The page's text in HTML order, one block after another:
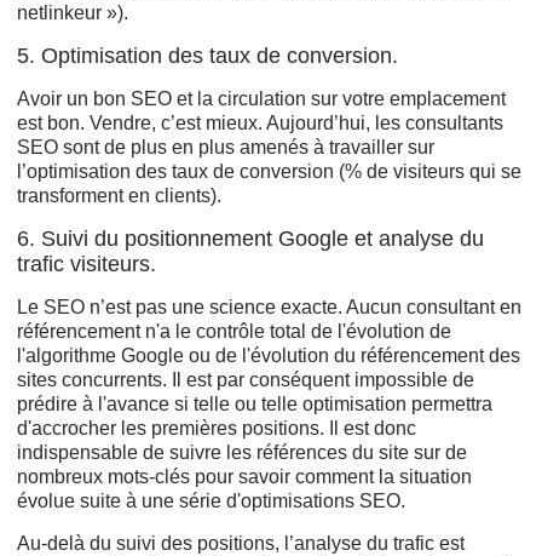
netlinkeur »).
5. Optimisation des taux de conversion.
Avoir un bon SEO et la circulation sur votre emplacement
est bon. Vendre, c’est mieux. Aujourd’hui, les consultants
SEO sont de plus en plus amenés à travailler sur
l’optimisation des taux de conversion (% de visiteurs qui se
transforment en clients).
6. Suivi du positionnement Google et analyse du
trafic visiteurs.
Le SEO n’est pas une science exacte. Aucun consultant en
référencement n'a le contrôle total de l'évolution de
l'algorithme Google ou de l'évolution du référencement des
sites concurrents. Il est par conséquent impossible de
prédire à l'avance si telle ou telle optimisation permettra
d'accrocher les premières positions. Il est donc
indispensable de suivre les références du site sur de
nombreux mots-clés pour savoir comment la situation
évolue suite à une série d'optimisations SEO.
Au-delà du suivi des positions, l’analyse du trafic est